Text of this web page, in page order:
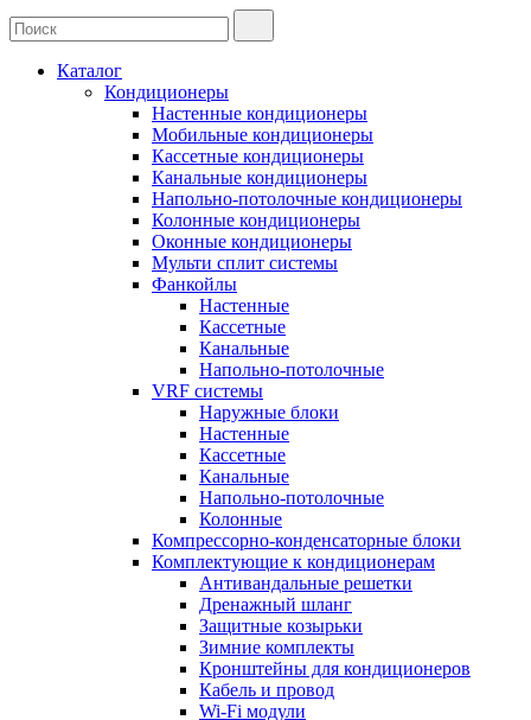
Каталог
Кондиционеры
Настенные кондиционеры
Мобильные кондиционеры
Кассетные кондиционеры
Канальные кондиционеры
Напольно-потолочные кондиционеры
Колонные кондиционеры
Оконные кондиционеры
Мульти сплит системы
Фанкойлы
Настенные
Кассетные
Канальные
Напольно-потолочные
VRF системы
Наружные блоки
Настенные
Кассетные
Канальные
Напольно-потолочные
Колонные
Компрессорно-конденсаторные блоки
Комплектующие к кондиционерам
Антивандальные решетки
Дренажный шланг
Защитные козырьки
Зимние комплекты
Кронштейны для кондиционеров
Кабель и провод
Wi-Fi модули